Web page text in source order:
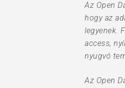
Az Open
hogy az
legyenek.
access,
nyugvó
Az Open